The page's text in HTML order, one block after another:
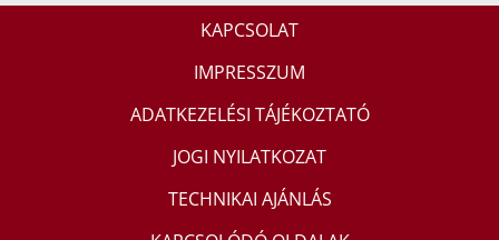
KAPCSOLAT
IMPRESSZUM
ADATKEZELÉSI TÁJÉKOZTATÓ
JOGI NYILATKOZAT
TECHNIKAI AJÁNLÁS